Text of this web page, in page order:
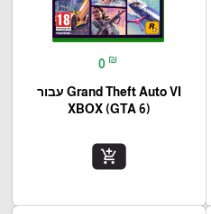
0 ₪
Grand Theft Auto VI עבור
(XBOX (GTA 6
add_shopping_cart